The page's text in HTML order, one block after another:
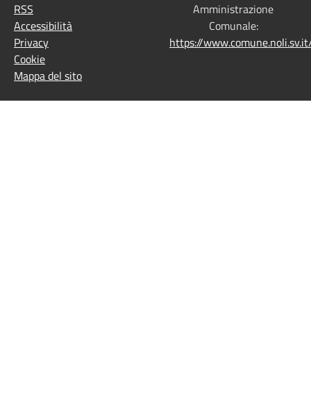
RSS
Accessibilità
Privacy
Cookie
Mappa del sito
Amministrazione
Comunale:
https://